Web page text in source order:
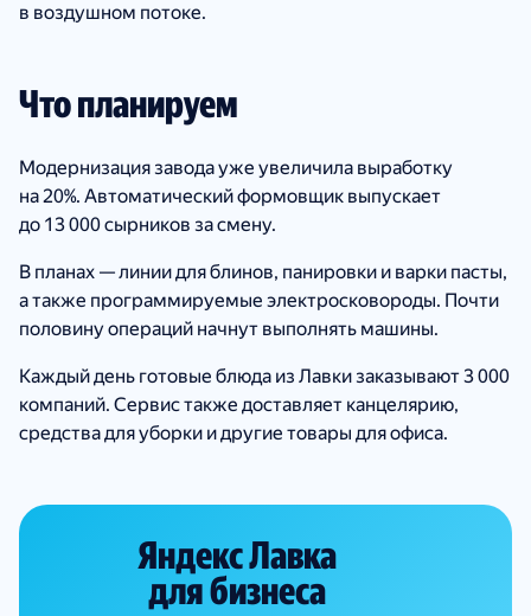
в воздушном потоке.
Что планируем
Модернизация завода уже увеличила выработку
на 20%. Автоматический формовщик выпускает
до 13 000 сырников за смену.
В планах — линии для блинов, панировки и варки пасты,
а также программируемые электросковороды. Почти
половину операций начнут выполнять машины.
Каждый день готовые блюда из Лавки заказывают 3 000
компаний. Сервис также доставляет канцелярию,
средства для уборки и другие товары для офиса.
Яндекс Лавка
для бизнеса